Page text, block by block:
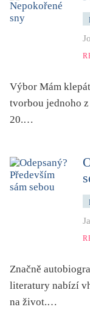
sport
světový
tělo
totalitní režim
upír, démon,
utopie
vzdělávání
vztahy
young adult
Výbor Mám
tvorbou jednoho
20.…
Značně
literatury nabízí
na život.…